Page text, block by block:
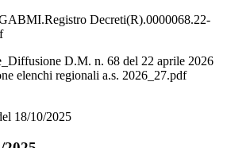
Decreti(R).0000068.22-
D.M. n. 68 del 22 aprile 2026
elenchi regionali a.s. 2026_27.pdf
18/10/2025